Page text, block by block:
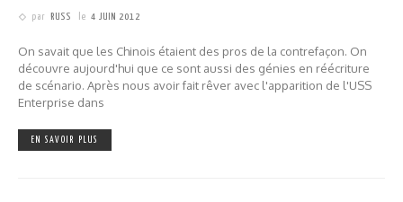
par RUSS le 4 JUIN 2012
On savait que les Chinois étaient des pros de la contrefaçon. On
découvre aujourd'hui que ce sont aussi des génies en réécriture
de scénario. Après nous avoir fait rêver avec l'apparition de l'USS
Enterprise dans
EN SAVOIR PLUS